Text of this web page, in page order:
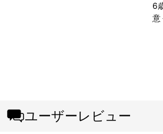
6
意
ユーザーレビュー